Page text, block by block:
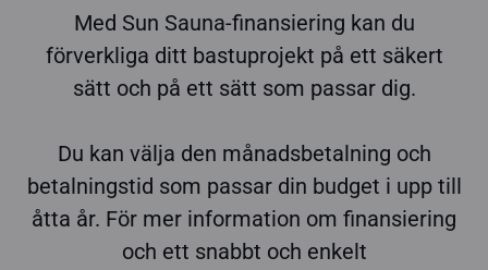
Med Sun Sauna-finansiering kan du
förverkliga ditt bastuprojekt på ett säkert
sätt och på ett sätt som passar dig.
Du kan välja den månadsbetalning och
betalningstid som passar din budget i upp till
åtta år. För mer information om finansiering
och ett snabbt och enkelt